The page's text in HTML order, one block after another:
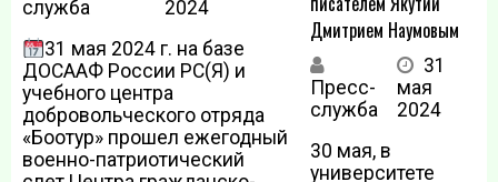
служба
2024
31 мая 2024 г. на базе
ДОСААФ России РС(Я) и
учебного центра
добровольческого отряда
«Боотур» прошел ежегодный
военно-патриотический
Дмитрием Наумовым
Пресс-
служба
31
мая
2024
30 мая, в
университете